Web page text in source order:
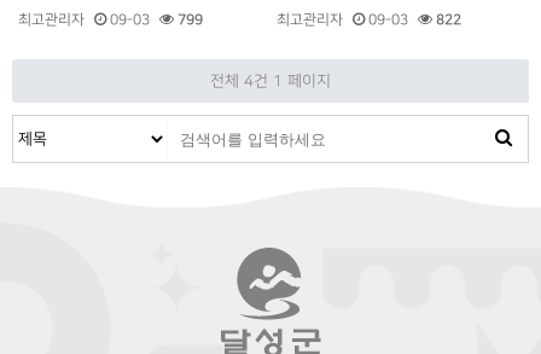
최고관리자 09-03 799 최고관리자 09-03 822
전체 4건 1 페이지